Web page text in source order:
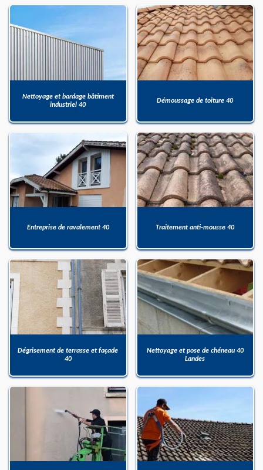
Nettoyage et bardage bâtiment
industriel 40
Démoussage de toiture 40
Entreprise de ravalement 40 Traitement anti-mousse 40
Dégrisement de terrasse et façade
40
Nettoyage et pose de chéneau 40
Landes